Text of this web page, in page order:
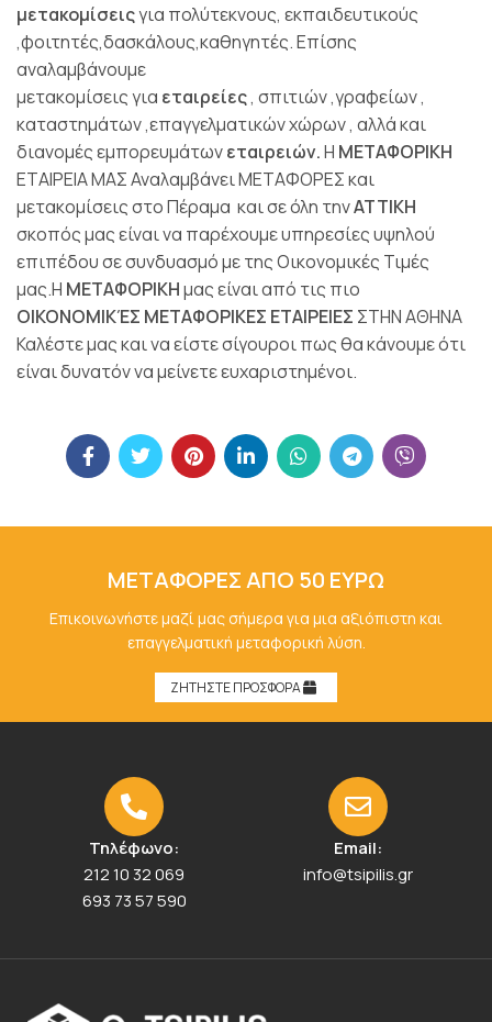
μετακομίσειςγια πολύτεκνους, εκπαιδευτικούς
,φοιτητές,δασκάλους,καθηγητές. Επίσης
αναλαμβάνουμε
μετακομίσεις για εταιρείες, σπιτιών ,γραφείων ,
καταστημάτων ,επαγγελματικών χώρων , αλλά και
διανομές εμπορευμάτωνεταιρειών.Η ΜΕΤΑΦΟΡΙΚΗ
ΕΤΑΙΡΕΙΑ ΜΑΣ Αναλαμβάνει ΜΕΤΑΦΟΡΕΣ και
μετακομίσεις στο Πέραμα και σε όλη τηνΑΤΤΙΚΗ
σκοπός μας είναι να παρέχουμε υπηρεσίες υψηλού
επιπέδου σε συνδυασμό με της Οικονομικές Τιμές
μας.Η ΜΕΤΑΦΟΡΙΚΗμας είναι από τις πιο
ΟΙΚΟΝΟΜΙΚΈΣ ΜΕΤΑΦΟΡΙΚΕΣ ΕΤΑΙΡΕΙΕΣ ΣΤΗΝ ΑΘΗΝΑ
Καλέστε μας και να είστε σίγουροι πως θα κάνουμε ότι
είναι δυνατόν να μείνετε ευχαριστημένοι.
ΜΕΤΑΦΟΡΕΣ ΑΠΟ 50 ΕΥΡΩ
Επικοινωνήστε μαζί μας σήμερα για μια αξιόπιστη και
επαγγελματική μεταφορική λύση.
ΖΗΤΗΣΤΕ ΠΡΟΣΦΟΡΑ
Τηλέφωνο:
212 10 32 069
693 73 57 590
Email:
info@tsipilis.gr